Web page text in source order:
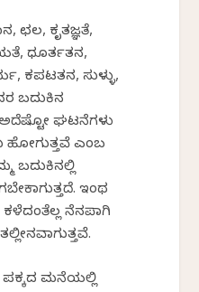
ಛಲ, ಕೃತಜ್ಞತೆ,
ಧೂರ್ತತನ,
ಕಪಟತನ, ಸುಳ್ಳು,
ಬದುಕಿನ
ಅದೆಷ್ಟೋ ಘಟನೆಗಳು
ಹೋಗುತ್ತವೆ ಎಂಬ
ಬದುಕಿನಲ್ಲಿ
ಇಂಥ
ನೆನಪಾಗಿ
ಮನೆಯಲ್ಲಿ